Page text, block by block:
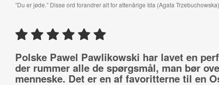
”Du er jøde.” Disse ord forandrer alt for attenårige Ida (Agata
Polske Pawel Pawlikowski har lavet en
der rummer alle de spørgsmål, man bør
menneske. Det er en af favoritterne til en